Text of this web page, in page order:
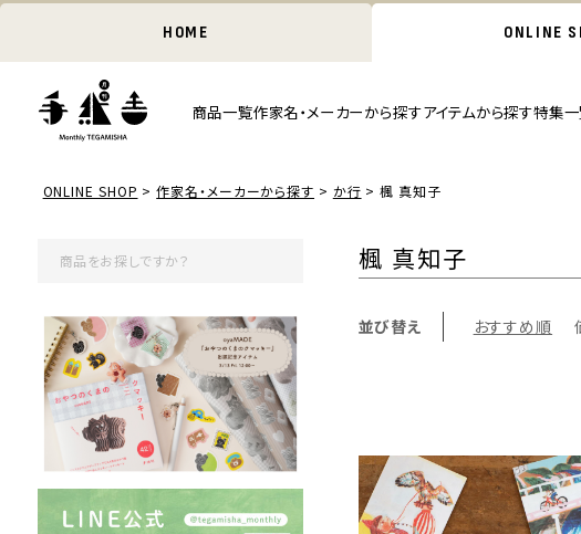
HOME ONLINE
商品一覧作家名・メーカーから探すアイテムから探す特集
ONLINE SHOP 作家名・メーカーから探す か行 楓 真知子
楓 真知子
並び替え おすすめ順